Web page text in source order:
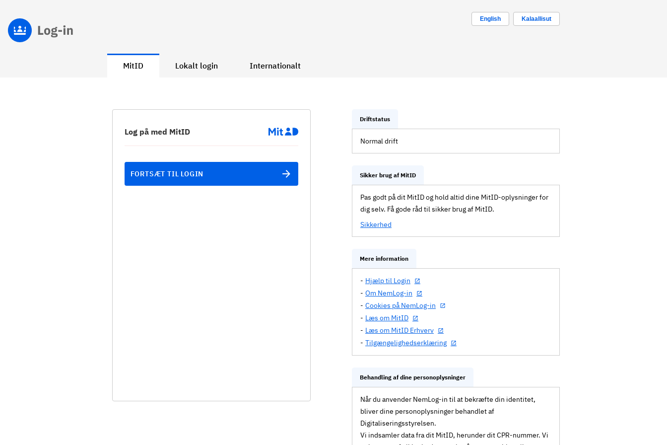
English Kalaallisut
MitID Lokalt login Internationalt
Log på med MitID
FORTSÆT TIL LOGIN
Driftstatus
Normal drift
Sikker brug af MitID
Pas godt på dit MitID og hold altid dine MitID-oplysninger for
dig selv. Få gode råd til sikker brug af MitID.
Sikkerhed
Mere information
Hjælp til Login
Om NemLog-in
Cookies på NemLog-in
Læs om MitID
Læs om MitID Erhverv
Tilgængelighedserklæring
Behandling af dine personoplysninger
Når du anvender NemLog-in til at bekræfte din identitet,
bliver dine personoplysninger behandlet af
Digitaliseringsstyrelsen.
Vi indsamler data fra dit MitID, herunder dit CPR-nummer. Vi